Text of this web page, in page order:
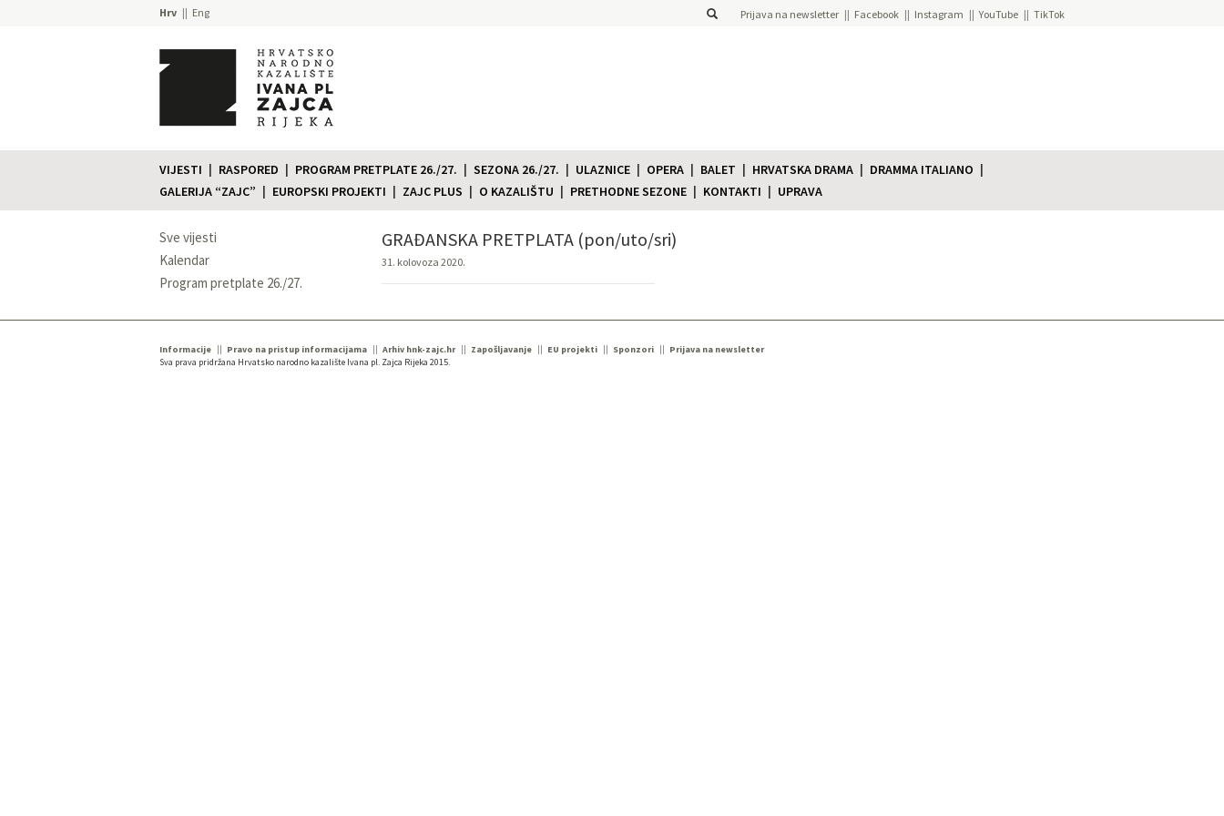
Hrv Eng Prijava na newsletter Facebook Instagram YouTube TikTok
VIJESTI RASPORED PROGRAM PRETPLATE 26./27. SEZONA 26./27. ULAZNICE OPERA BALET HRVATSKA DRAMA
DRAMMA ITALIANO
GALERIJA “ZAJC”
EUROPSKI PROJEKTI ZAJC PLUS O KAZALIŠTU PRETHODNE SEZONE KONTAKTI UPRAVA
Sve vijesti
Kalendar
Program pretplate 26./27.
GRAĐANSKA PRETPLATA (pon/uto/sri)
31. kolovoza 2020.
Informacije Pravo na pristup informacijama Arhiv hnk-zajc.hr Zapošljavanje EU projekti Sponzori
Prijava na newsletter
Sva prava pridržana Hrvatsko narodno kazalište Ivana pl. Zajca Rijeka 2015.